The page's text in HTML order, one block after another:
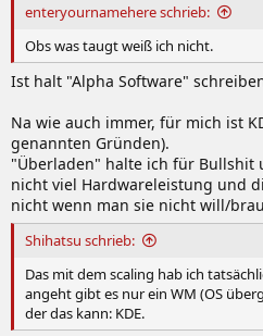
enteryournamehere schrieb:
Obs was taugt weiß ich nicht.
Ist halt "Alpha Software"
Na wie auch immer, für mich ist
genannten Gründen).
"Überladen" halte ich für Bullshit
nicht viel Hardwareleistung und
nicht wenn man sie nicht will/
Shihatsu schrieb:
Das mit dem scaling hab ich
angeht gibt es nur ein WM (OS
der das kann: KDE.